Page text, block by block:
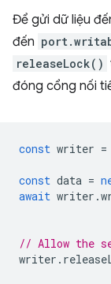
Để gửi dữ liệu
đến
releaseLock()
đóng cổng nối
const writer =
const data =
await writer .
// Allow the
writer .